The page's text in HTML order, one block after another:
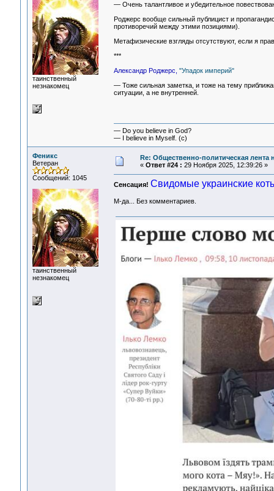
таинственный
незнакомец
— Очень талантливое и убедительное
Роджерс вообще сильный публицист и
противоречий между этими позициями).
Метафизические взгляды отсутствуют, если я
***
Александр Роджерс, "Упадок империй"
— Тоже сильная заметка, и тоже на тему
ситуации, а не внутренней.
— Do you believe in God?
— I believe in Myself. (c)
Феникс
Ветеран
Сообщений: 1045
таинственный
незнакомец
Re: Общественно-политическая лента
« Ответ #24 : 29 Ноября 2025, 12:39:26 »
Сенсация! Свидомые украинские
М-да... Без комментариев.